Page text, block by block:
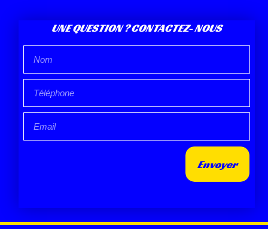
UNE QUESTION ? CONTACTEZ- NOUS
Envoyer